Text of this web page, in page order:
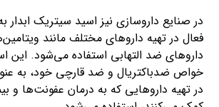
در صنایع داروسازی نیز اسید سیتریک ابدار
فعال در تهیه داروهای مختلف مانند
داروهای ضد التهابی استفاده می‌شود. این
خواص ضدباکتریال و ضد قارچی خود، به
در تهیه داروهایی که به درمان عفونت‌ها و